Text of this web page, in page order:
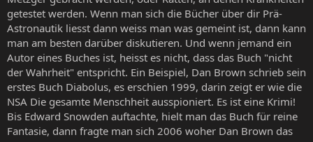
getestet werden. Wenn man sich die Bücher über dir Prä-
Astronautik liesst dann weiss man was gemeint ist, dann kann
man am besten darüber diskutieren. Und wenn jemand ein
Autor eines Buches ist, heisst es nicht, dass das Buch "nicht
der Wahrheit" entspricht. Ein Beispiel, Dan Brown schrieb sein
erstes Buch Diabolus, es erschien 1999, darin zeigt er wie die
NSA Die gesamte Menschheit ausspioniert. Es ist eine Krimi!
Bis Edward Snowden auftachte, hielt man das Buch für reine
Fantasie, dann fragte man sich 2006 woher Dan Brown das